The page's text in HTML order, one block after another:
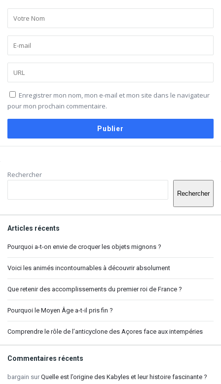
Enregistrer mon nom, mon e-mail et mon site dans le navigateur
pour mon prochain commentaire.
latérale
Rechercher
Rechercher
Articles récents
Pourquoi a-t-on envie de croquer les objets mignons ?
Voici les animés incontournables à découvrir absolument
Que retenir des accomplissements du premier roi de France ?
Pourquoi le Moyen Âge a-t-il pris fin ?
Comprendre le rôle de l’anticyclone des Açores face aux intempéries
Commentaires récents
bargain sur Quelle est l’origine des Kabyles et leur histoire fascinante ?